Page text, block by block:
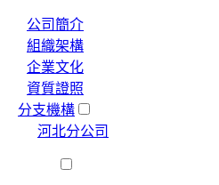
公司簡介
組織架構
企業文化
資質證照
分支機構
河北分公司